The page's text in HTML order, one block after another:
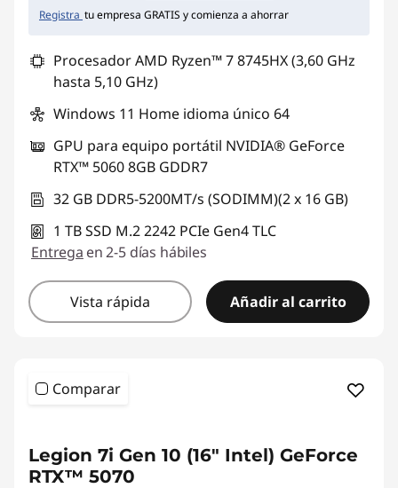
Registra tu empresa GRATIS y comienza a ahorrar
Procesador AMD Ryzen™ 7 8745HX (3,60 GHz
hasta 5,10 GHz)
Windows 11 Home idioma único 64
GPU para equipo portátil NVIDIA® GeForce
RTX™ 5060 8GB GDDR7
32 GB DDR5-5200MT/s (SODIMM)(2 x 16 GB)
1 TB SSD M.2 2242 PCIe Gen4 TLC
Entrega en 2-5 días hábiles
Vista rápida Añadir al carrito
Comparar
Legion 7i Gen 10 (16" Intel) GeForce
RTX™ 5070